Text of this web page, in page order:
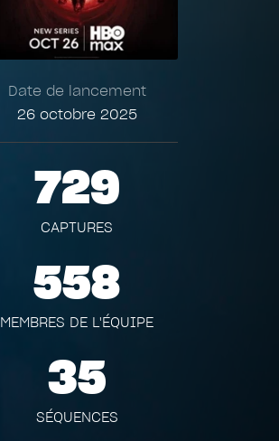
Date de lancement
26 octobre 2025
729
CAPTURES
558
MEMBRES DE L'ÉQUIPE
35
SÉQUENCES